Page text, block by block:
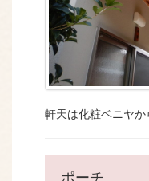
軒天は化粧ベニヤか
ポーチ